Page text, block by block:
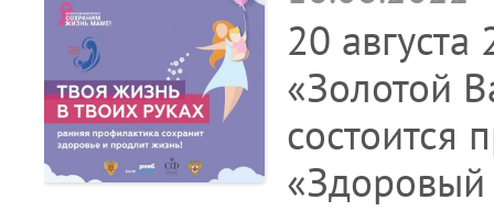
20
«Золотой
состоится